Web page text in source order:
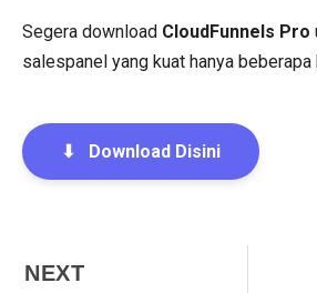
Segera download CloudFunnels Pro
salespanel yang kuat hanya beberapa
⬇ Download Disini
NEXT